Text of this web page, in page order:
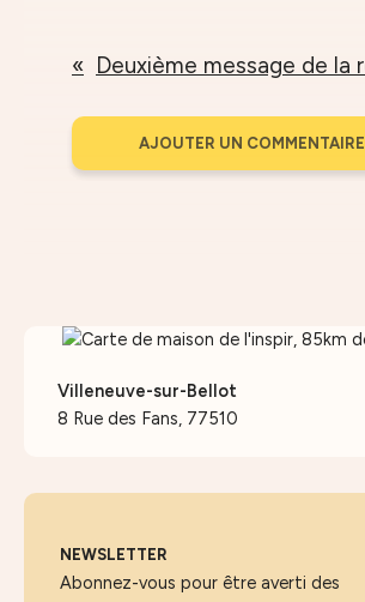
AJOUTER UN COMMENTAIRE
Villeneuve-sur-Bellot
8 Rue des Fans, 77510
NEWSLETTER
Abonnez-vous pour être averti des